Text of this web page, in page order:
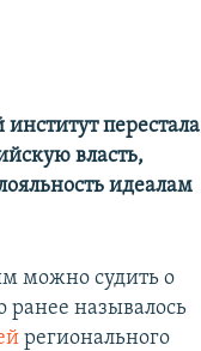
перестала
власть,
идеалам
можно судить о
ранее называлось
регионального